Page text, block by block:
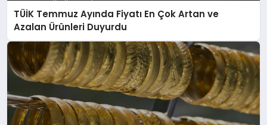
TÜİK Temmuz Ayında Fiyatı En Çok Artan ve
Azalan Ürünleri Duyurdu